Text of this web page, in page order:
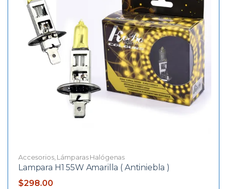
Accesorios,Lámparas Halógenas
Lampara H1 55W Amarilla ( Antiniebla )
$298.00